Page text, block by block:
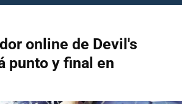
online de Devil's
punto y final en